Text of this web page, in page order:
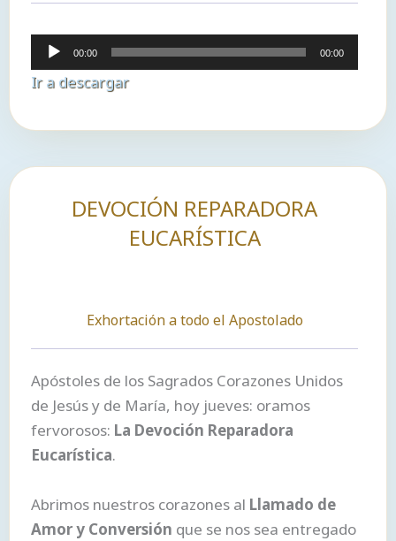
Reproductor
de
audio
00:00 00:00
Ir a descargar
DEVOCIÓN REPARADORA
EUCARÍSTICA
Exhortación a todo el Apostolado
Apóstoles de los Sagrados Corazones Unidos
de Jesús y de María, hoy jueves: oramos
fervorosos: La Devoción Reparadora
Eucarística.
Abrimos nuestros corazones al Llamado de
Amor y Conversión que se nos sea entregado